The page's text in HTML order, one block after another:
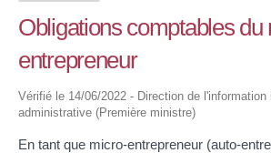
Obligations comptables du
entrepreneur
Vérifié le 14/06/2022 - Direction de l'information
administrative (Première ministre)
En tant que micro-entrepreneur (auto-